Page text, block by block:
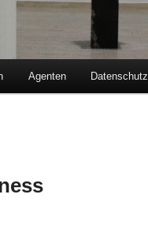
Agenten Datenschutz